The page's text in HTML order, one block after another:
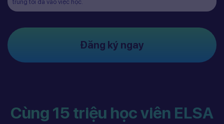
trung tối đa vào việc học.
Đăng ký ngay
Cùng 15 triệu học viên ELSA